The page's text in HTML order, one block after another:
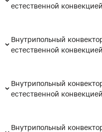
естественной
Внутрипольный
естественной
Внутрипольный
естественной
Внутрипольный